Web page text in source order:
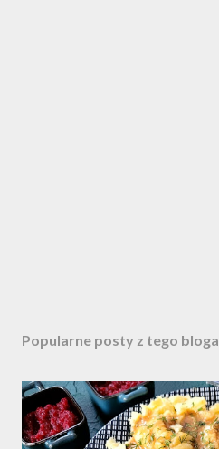
Popularne posty z tego bloga